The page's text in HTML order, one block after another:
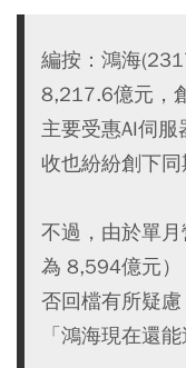
編按：鴻海
8,217.6億元，
主要受惠AI伺
收也紛紛創下同
不過，由於單
為 8,594億元）
否回檔有所疑慮
「鴻海現在還能